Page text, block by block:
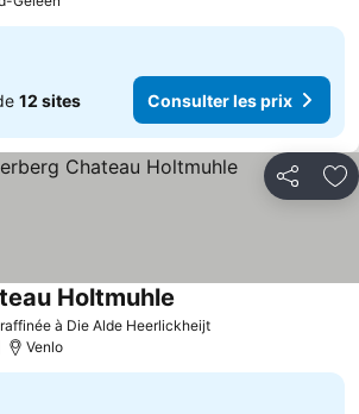
12 sites Consulter les prix
Partager
à Die Alde HeerlickheijtConsulter les
Holtmuhle
Venlo